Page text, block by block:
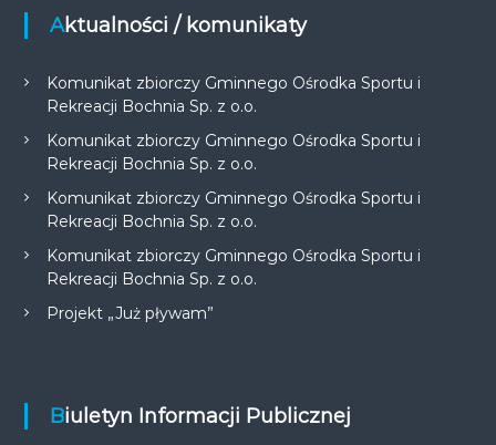
Aktualności / komunikaty
Komunikat zbiorczy Gminnego Ośrodka Sportu i
Rekreacji Bochnia Sp. z o.o.
Komunikat zbiorczy Gminnego Ośrodka Sportu i
Rekreacji Bochnia Sp. z o.o.
Komunikat zbiorczy Gminnego Ośrodka Sportu i
Rekreacji Bochnia Sp. z o.o.
Komunikat zbiorczy Gminnego Ośrodka Sportu i
Rekreacji Bochnia Sp. z o.o.
Projekt „Już pływam”
Biuletyn Informacji Publicznej